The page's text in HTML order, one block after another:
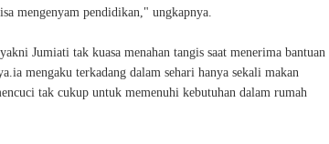
mengenyam pendidikan," ungkapnya.
Jumiati tak kuasa menahan tangis saat menerima bantuan
mengaku terkadang dalam sehari hanya sekali makan
tak cukup untuk memenuhi kebutuhan dalam rumah